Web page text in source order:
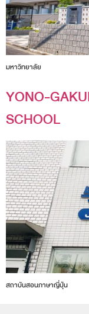
มหาวิทยาลัย
YONO-
SCHOOL
สถาบันสอนภาษาญี่ปุ่น